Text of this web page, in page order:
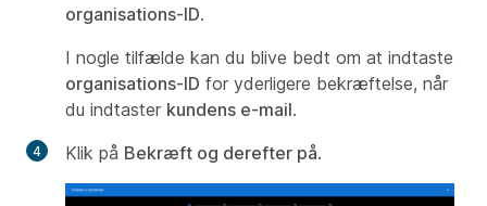
organisations-ID.
I nogle tilfælde kan du blive bedt om at indtaste
organisations-ID for yderligere bekræftelse, når
du indtaster kundens e-mail.
Klik på Bekræft og derefter på.